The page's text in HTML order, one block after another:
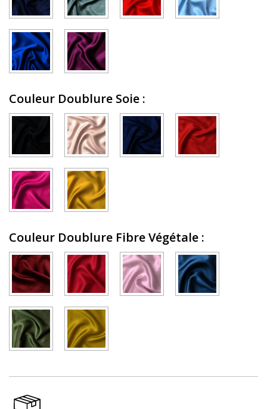
Couleur Doublure Soie :
Couleur Doublure Fibre Végétale :